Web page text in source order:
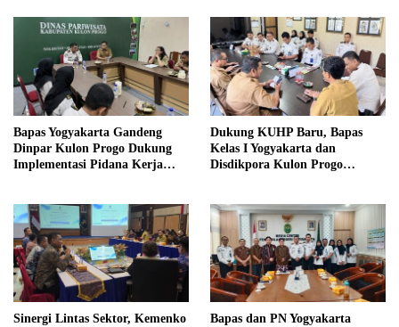
Bapas Yogyakarta Gandeng
Dinpar Kulon Progo Dukung
Implementasi Pidana Kerja
Dukung KUHP Baru, Bapas
Kelas I Yogyakarta dan
Disdikpora Kulon Progo
Sinergi Lintas Sektor, Kemenko
Bapas dan PN Yogyakarta